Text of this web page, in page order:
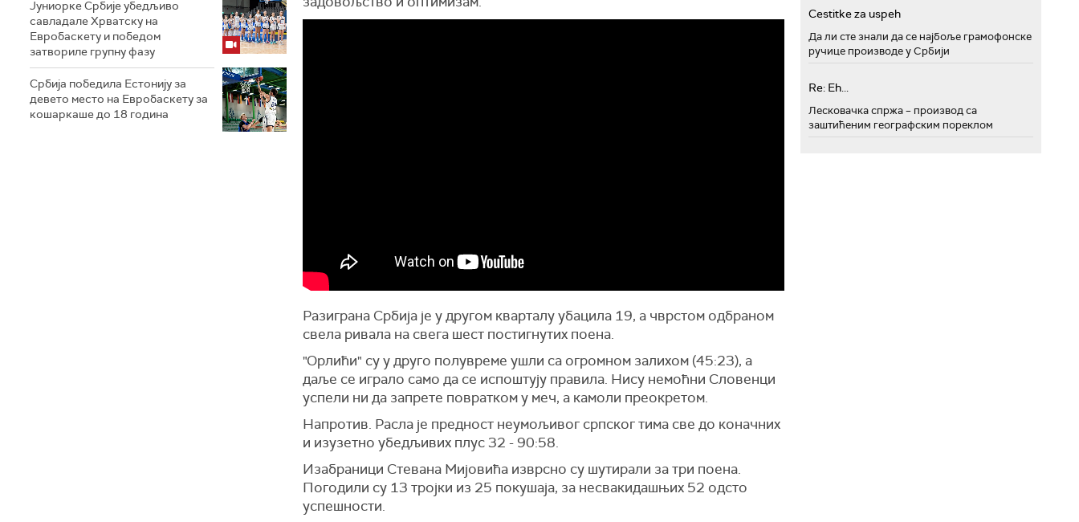
Јуниорке Србије убедљиво
савладале Хрватску на
Евробаскету и победом
затвориле групну фазу
Србија победила Естонију за
девето место на Евробаскету за
кошаркаше до 18 година
Разиграна Србија је у другом кварталу убацила 19, а чврстом одбраном
свела ривала на свега шест постигнутих поена.
"Орлићи" су у друго полувреме ушли са огромном залихом (45:23), а
даље се играло само да се испоштују правила. Нису немоћни Словенци
успели ни да запрете повратком у меч, а камоли преокретом.
Напротив. Расла је предност неумољивог српског тима све до коначних
и изузетно убедљивих плус 32 - 90:58.
Изабраници Стевана Мијовића изврсно су шутирали за три поена.
Погодили су 13 тројки из 25 покушаја, за несвакидашњих 52 одсто
успешности.
Cestitke za uspeh
Да ли сте знали да се најбоље грамофонске
ручице производе у Србији
Re: Eh...
Лесковачка спржа – производ са
заштићеним географским пореклом